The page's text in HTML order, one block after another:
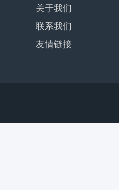
关于我们
联系我们
友情链接